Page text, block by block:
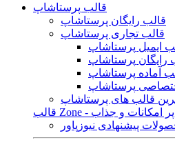
قالب پرستاشاپ
قالب رایگان پرستاشاپ
قالب تجاری پرستاشاپ
ایمیل پرستاشاپ
رایگان پرستاشاپ
آماده پرستاشاپ
پرستاشاپ
قالب های پرستاشاپ
قالب Zone - پر امکانات و جذاب
پیشنهادی نیوزپاور